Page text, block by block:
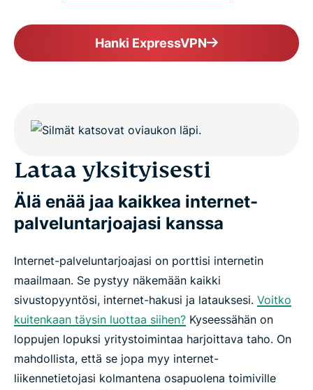
Hanki ExpressVPN
Lataa yksityisesti
Älä enää jaa kaikkea internet-
palveluntarjoajasi kanssa
Internet-palveluntarjoajasi on porttisi internetin
maailmaan. Se pystyy näkemään kaikki
sivustopyyntösi, internet-hakusi ja latauksesi. Voitko
kuitenkaan täysin luottaa siihen? Kyseessähän on
loppujen lopuksi yritystoimintaa harjoittava taho. On
mahdollista, että se jopa myy internet-
liikennetietojasi kolmantena osapuolena toimiville